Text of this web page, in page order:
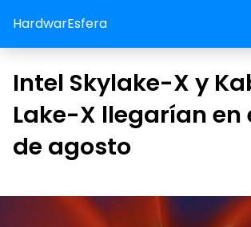
HardwarEsfera
Intel Skylake-X y
Lake-X llegarían en
de agosto